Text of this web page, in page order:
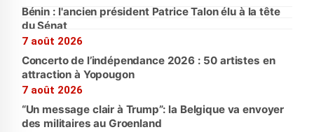
Bénin : l'ancien président Patrice Talon élu à la tête
du Sénat
7 août 2026
Concerto de l’indépendance 2026 : 50 artistes en
attraction à Yopougon
7 août 2026
“Un message clair à Trump”: la Belgique va envoyer
des militaires au Groenland